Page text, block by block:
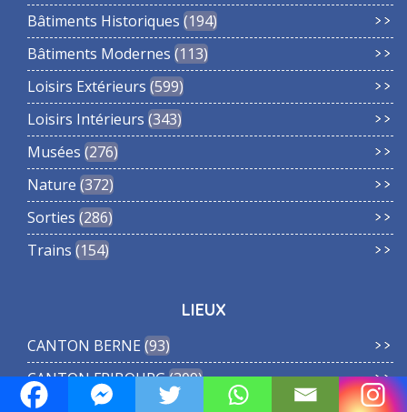
Bâtiments Historiques 194
Bâtiments Modernes 113
Loisirs Extérieurs 599
Loisirs Intérieurs 343
Musées 276
Nature 372
Sorties 286
Trains 154
LIEUX
CANTON BERNE 93
CANTON FRIBOURG 309